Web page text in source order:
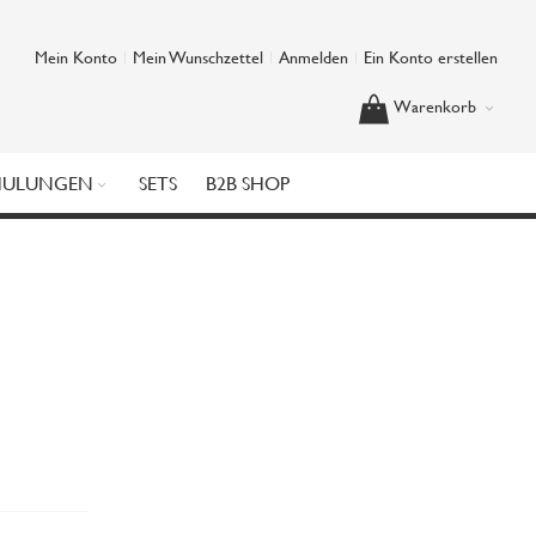
Mein Konto Mein Wunschzettel Anmelden
Ein Konto erstellen
Warenkorb
SETS B2B SHOP